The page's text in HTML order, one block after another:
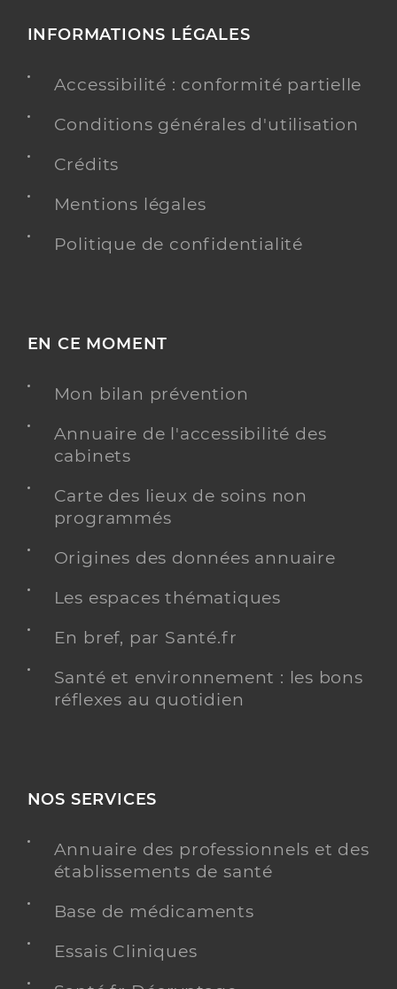
INFORMATIONS LÉGALES
Accessibilité : conformité partielle
Conditions générales d'utilisation
Crédits
Mentions légales
Politique de confidentialité
EN CE MOMENT
Mon bilan prévention
Annuaire de l'accessibilité des
cabinets
Carte des lieux de soins non
programmés
Origines des données annuaire
Les espaces thématiques
En bref, par Santé.fr
Santé et environnement : les bons
réflexes au quotidien
NOS SERVICES
Annuaire des professionnels et des
établissements de santé
Base de médicaments
Essais Cliniques